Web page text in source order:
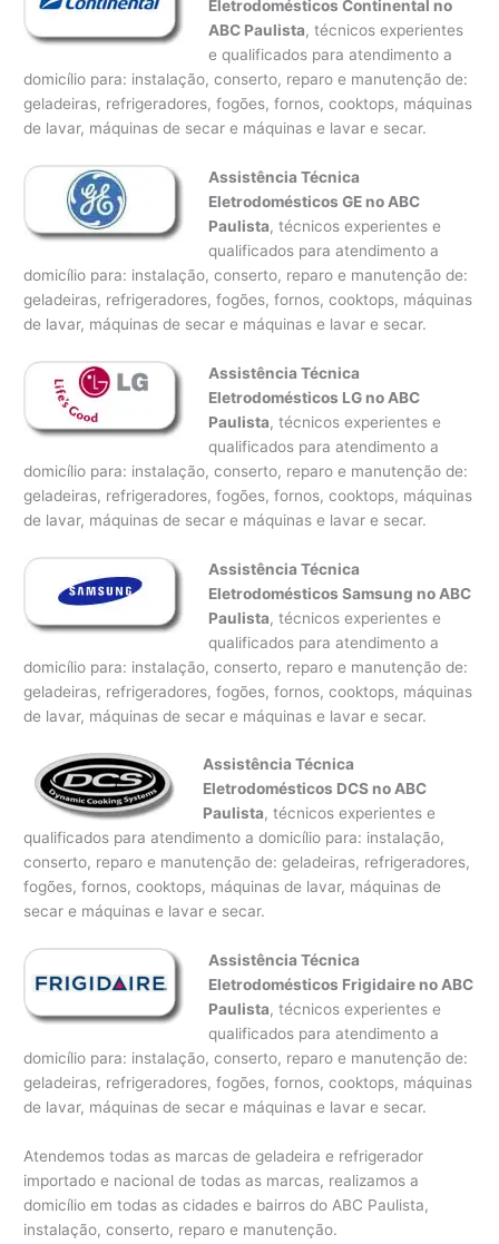
Eletrodomésticos Continental no
ABC Paulista, técnicos experientes
e qualificados para atendimento a
domicílio para: instalação, conserto, reparo e manutenção de:
geladeiras, refrigeradores, fogões, fornos, cooktops, máquinas
de lavar, máquinas de secar e máquinas e lavar e secar.
Assistência Técnica
Eletrodomésticos GE no ABC
Paulista, técnicos experientes e
qualificados para atendimento a
domicílio para: instalação, conserto, reparo e manutenção de:
geladeiras, refrigeradores, fogões, fornos, cooktops, máquinas
de lavar, máquinas de secar e máquinas e lavar e secar.
Assistência Técnica
Eletrodomésticos LG no ABC
Paulista, técnicos experientes e
qualificados para atendimento a
domicílio para: instalação, conserto, reparo e manutenção de:
geladeiras, refrigeradores, fogões, fornos, cooktops, máquinas
de lavar, máquinas de secar e máquinas e lavar e secar.
Assistência Técnica
Eletrodomésticos Samsung no ABC
Paulista, técnicos experientes e
qualificados para atendimento a
domicílio para: instalação, conserto, reparo e manutenção de:
geladeiras, refrigeradores, fogões, fornos, cooktops, máquinas
de lavar, máquinas de secar e máquinas e lavar e secar.
Assistência Técnica
Eletrodomésticos DCS no ABC
Paulista, técnicos experientes e
qualificados para atendimento a domicílio para: instalação,
conserto, reparo e manutenção de: geladeiras, refrigeradores,
fogões, fornos, cooktops, máquinas de lavar, máquinas de
secar e máquinas e lavar e secar.
Assistência Técnica
Eletrodomésticos Frigidaire no ABC
Paulista, técnicos experientes e
qualificados para atendimento a
domicílio para: instalação, conserto, reparo e manutenção de:
geladeiras, refrigeradores, fogões, fornos, cooktops, máquinas
de lavar, máquinas de secar e máquinas e lavar e secar.
Atendemos todas as marcas de geladeira e refrigerador
importado e nacional de todas as marcas, realizamos a
domicílio em todas as cidades e bairros do ABC Paulista,
instalação, conserto, reparo e manutenção.